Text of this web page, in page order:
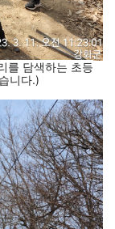
를 담색하는 초등
니다.)